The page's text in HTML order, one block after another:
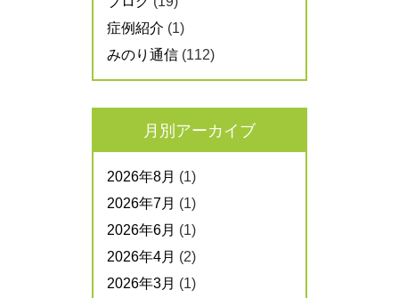
症例紹介 (1)
みのり通信 (112)
月別アーカイブ
2026年8月 (1)
2026年7月 (1)
2026年6月 (1)
2026年4月 (2)
2026年3月 (1)